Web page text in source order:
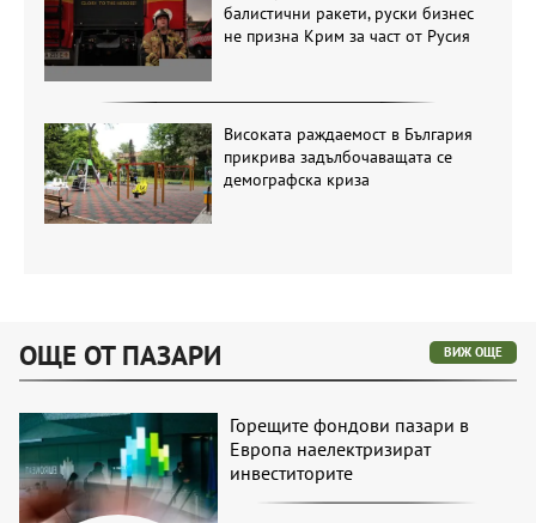
балистични ракети, руски бизнес
не призна Крим за част от Русия
Високата раждаемост в България
прикрива задълбочаващата се
демографска криза
ОЩЕ ОТ ПАЗАРИ ВИЖ ОЩЕ
Горещите фондови пазари в
Европа наелектризират
инвеститорите